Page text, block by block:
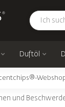
Duftöl
und